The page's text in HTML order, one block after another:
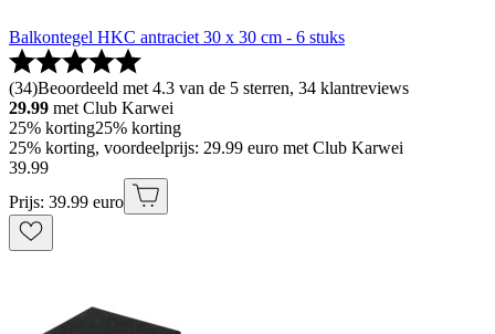
Balkontegel HKC antraciet 30 x 30 cm - 6 stuks
(34)Beoordeeld met 4.3 van de 5 sterren, 34 klantreviews
29.99 met Club Karwei
25% korting25% korting
25% korting, voordeelprijs: 29.99 euro met Club Karwei
39.99
Prijs: 39.99 euro